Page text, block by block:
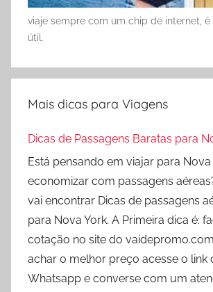
viaje sempre com um chip de internet,
útil.
Mais dicas para Viagens
Dicas de Passagens Baratas para
Está pensando em viajar para Nova
economizar com passagens
vai encontrar Dicas de passagens
para Nova York. A Primeira dica é:
cotação no site do
achar o melhor preço acesse o link
Whatsapp e converse com um